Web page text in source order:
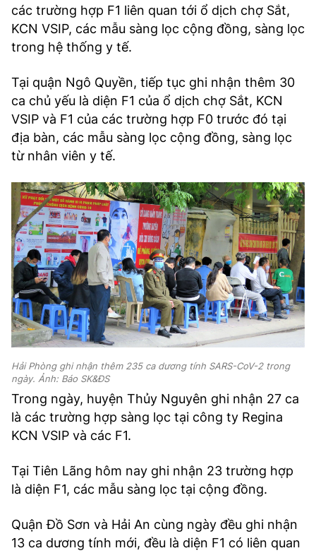
các trường hợp F1 liên quan tới ổ dịch chợ Sắt,
KCN VSIP, các mẫu sàng lọc cộng đồng, sàng lọc
trong hệ thống y tế.
Tại quận Ngô Quyền, tiếp tục ghi nhận thêm 30
ca chủ yếu là diện F1 của ổ dịch chợ Sắt, KCN
VSIP và F1 của các trường hợp F0 trước đó tại
địa bàn, các mẫu sàng lọc cộng đồng, sàng lọc
từ nhân viên y tế.
Hải Phòng ghi nhận thêm 235 ca dương tính SARS-CoV-2 trong
ngày. Ảnh: Báo SK&ĐS
Trong ngày, huyện Thủy Nguyên ghi nhận 27 ca
là các trường hợp sàng lọc tại công ty Regina
KCN VSIP và các F1.
Tại Tiên Lãng hôm nay ghi nhận 23 trường hợp
là diện F1, các mẫu sàng lọc tại cộng đồng.
Quận Đồ Sơn và Hải An cùng ngày đều ghi nhận
13 ca dương tính mới, đều là diện F1 có liên quan